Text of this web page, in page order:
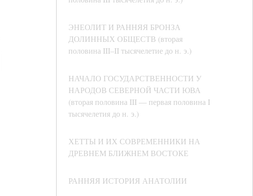
ЭНЕОЛИТ И РАННЯЯ БРОНЗА
ДОЛИННЫХ ОБЩЕСТВ (вторая
половина III–II тысячелетие до н. э.)
НАЧАЛО ГОСУДАРСТВЕННОСТИ У
НАРОДОВ СЕВЕРНОЙ ЧАСТИ ЮВА
(вторая половина III — первая половина I
тысячелетия до н. э.)
ХЕТТЫ И ИХ СОВРЕМЕННИКИ НА
ДРЕВНЕМ БЛИЖНЕМ ВОСТОКЕ
РАННЯЯ ИСТОРИЯ АНАТОЛИИ